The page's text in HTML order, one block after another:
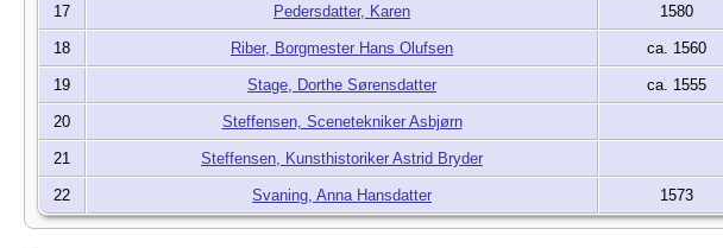
17 Pedersdatter, Karen 1580
18 Riber, Borgmester Hans Olufsen ca. 1560
19 Stage, Dorthe Sørensdatter ca. 1555
20 Steffensen, Scenetekniker Asbjørn
21 Steffensen, Kunsthistoriker Astrid Bryder
22 Svaning, Anna Hansdatter 1573